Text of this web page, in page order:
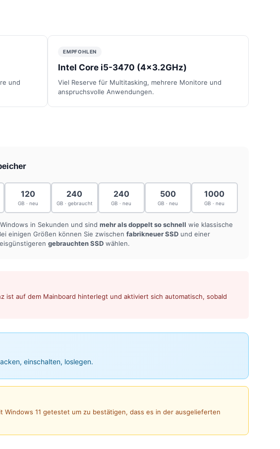
und
EMPFOHLEN
Intel Core i5-3470 (4x3.2GHz)
Viel Reserve für Multitasking, mehrere Monitore und
anspruchsvolle Anwendungen.
120
GB · neu
240
GB · gebraucht
240
GB · neu
500
GB · neu
1000
GB · neu
in Sekunden und sind mehr als doppelt so schnell wie klassische
einigen Größen können Sie zwischen fabrikneuer SSD und einer
gebrauchten SSD wählen.
ist auf dem Mainboard hinterlegt und aktiviert sich automatisch, sobald
einschalten, loslegen.
11 getestet um zu bestätigen, dass es in der ausgelieferten